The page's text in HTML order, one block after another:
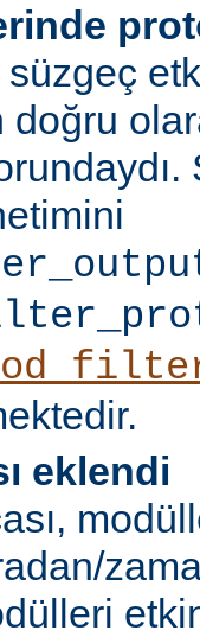
doğru
eklendi